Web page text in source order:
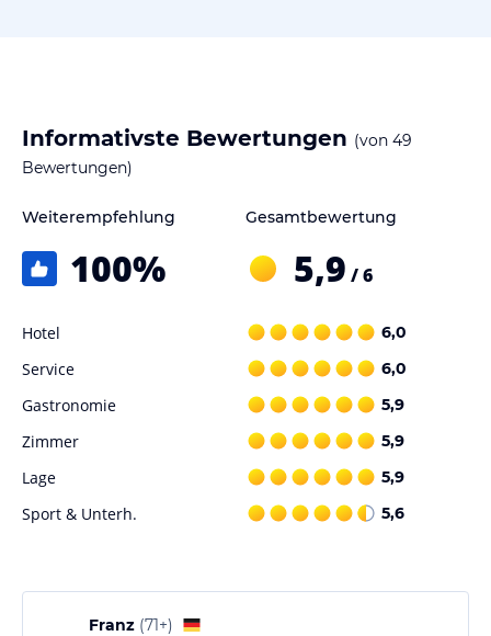
Informativste Bewertungen (von 49
Bewertungen)
Weiterempfehlung
100%
Gesamtbewertung
5,9 / 6
Hotel 6,0
Service 6,0
Gastronomie 5,9
Zimmer 5,9
Lage 5,9
Sport & Unterh. 5,6
Franz (71+)